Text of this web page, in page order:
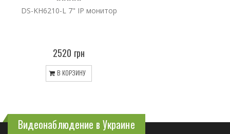
DS-KH6210-L 7" IP монитор
2520 грн
В КОРЗИНУ
Видеонаблюдение в Украине